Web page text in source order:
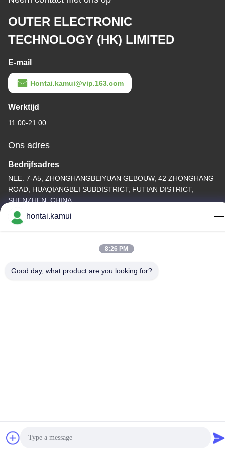
OUTER ELECTRONIC
TECHNOLOGY (HK) LIMITED
E-mail
Hontai.kamui@vip.163.com
Werktijd
11:00-21:00
Ons adres
Bedrijfsadres
NEE. 7-A5, ZHONGHANGBEIYUAN GEBOUW, 42 ZHONGHANG
ROAD, HUAQIANGBEI SUBDISTRICT, FUTIAN DISTRICT,
SHENZHEN, CHINA
Fabrieksadres
hontai.kamui
8:26 PM
Good day, what product are you looking for?